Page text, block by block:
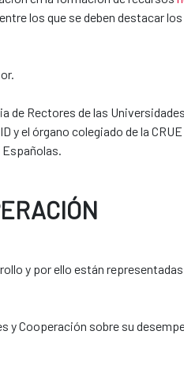
los que se deben destacar
de Rectores de las
y el órgano colegiado de la CRUE
y por ello están representadas
y Cooperación sobre su